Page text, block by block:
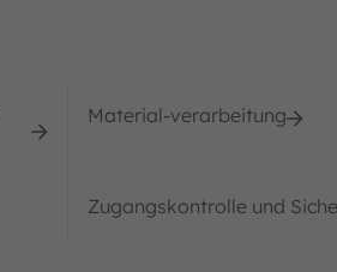
Material-verarbeitung
Zugangskontrolle und